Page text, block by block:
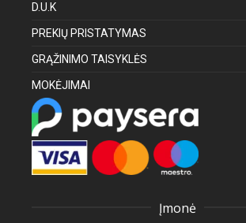
D.U.K
PREKIŲ PRISTATYMAS
GRĄŽINIMO TAISYKLĖS
MOKĖJIMAI
Įmonė